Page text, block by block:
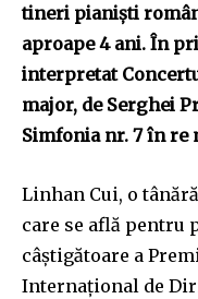
tineri pianiști
aproape 4 ani. În
interpretat
major, de Serghei
Simfonia nr. 7 în re
Linhan Cui, o
care se află pentru
câștigătoare a
Internațional de